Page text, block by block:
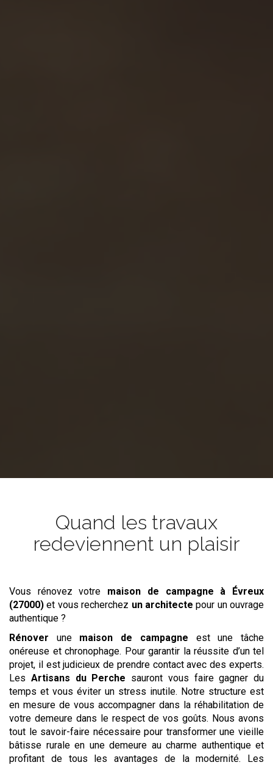
Quand les travaux
redeviennent un plaisir
Vous rénovez votre maison de campagne à Évreux
(27000) et vous recherchez un architecte pour un ouvrage
authentique ?
Rénover une maison de campagne est une tâche
onéreuse et chronophage. Pour garantir la réussite d’un tel
projet, il est judicieux de prendre contact avec des experts.
Les Artisans du Perche sauront vous faire gagner du
temps et vous éviter un stress inutile. Notre structure est
en mesure de vous accompagner dans la réhabilitation de
votre demeure dans le respect de vos goûts. Nous avons
tout le savoir-faire nécessaire pour transformer une vieille
bâtisse rurale en une demeure au charme authentique et
profitant de tous les avantages de la modernité. Les